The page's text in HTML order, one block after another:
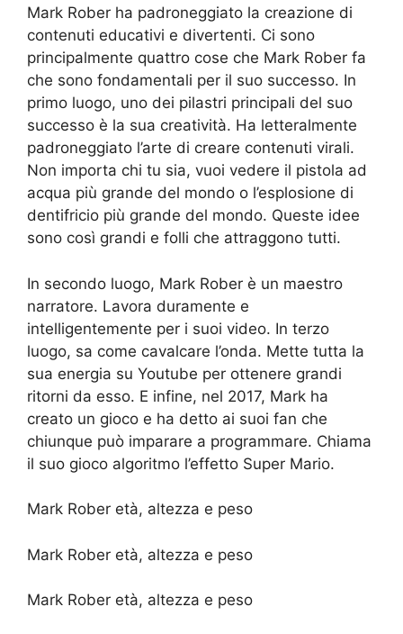
Mark Rober ha padroneggiato la creazione di
contenuti educativi e divertenti. Ci sono
principalmente quattro cose che Mark Rober fa
che sono fondamentali per il suo successo. In
primo luogo, uno dei pilastri principali del suo
successo è la sua creatività. Ha letteralmente
padroneggiato l’arte di creare contenuti virali.
Non importa chi tu sia, vuoi vedere il pistola ad
acqua più grande del mondo o l’esplosione di
dentifricio più grande del mondo. Queste idee
sono così grandi e folli che attraggono tutti.
In secondo luogo, Mark Rober è un maestro
narratore. Lavora duramente e
intelligentemente per i suoi video. In terzo
luogo, sa come cavalcare l’onda. Mette tutta la
sua energia su Youtube per ottenere grandi
ritorni da esso. E infine, nel 2017, Mark ha
creato un gioco e ha detto ai suoi fan che
chiunque può imparare a programmare. Chiama
il suo gioco algoritmo l’effetto Super Mario.
Mark Rober età, altezza e peso
Mark Rober età, altezza e peso
Mark Rober età, altezza e peso